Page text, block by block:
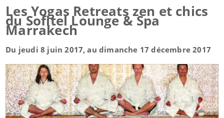
Les Yogas Retreats zen et chics
du Sofitel Lounge & Spa
Marrakech
Du jeudi 8 juin 2017, au dimanche 17 décembre 2017